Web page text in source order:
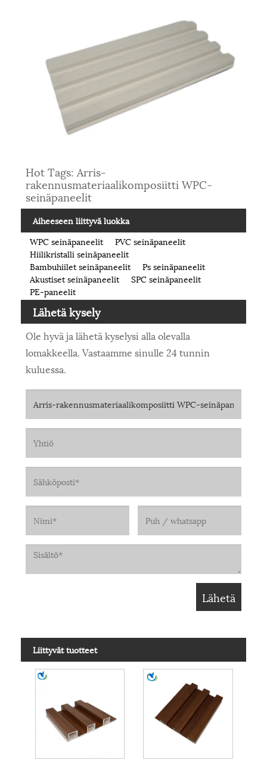
Hot Tags: Arris-
rakennusmateriaalikomposiitti WPC-
seinäpaneelit
Aiheeseen liittyvä luokka
WPC seinäpaneelit
PVC seinäpaneelit
Hiilikristalli seinäpaneelit
Bambuhiilet seinäpaneelit
Ps seinäpaneelit
Akustiset seinäpaneelit
SPC seinäpaneelit
PE-paneelit
Lähetä kysely
Ole hyvä ja lähetä kyselysi alla olevalla
lomakkeella. Vastaamme sinulle 24 tunnin
kuluessa.
Liittyvät tuotteet